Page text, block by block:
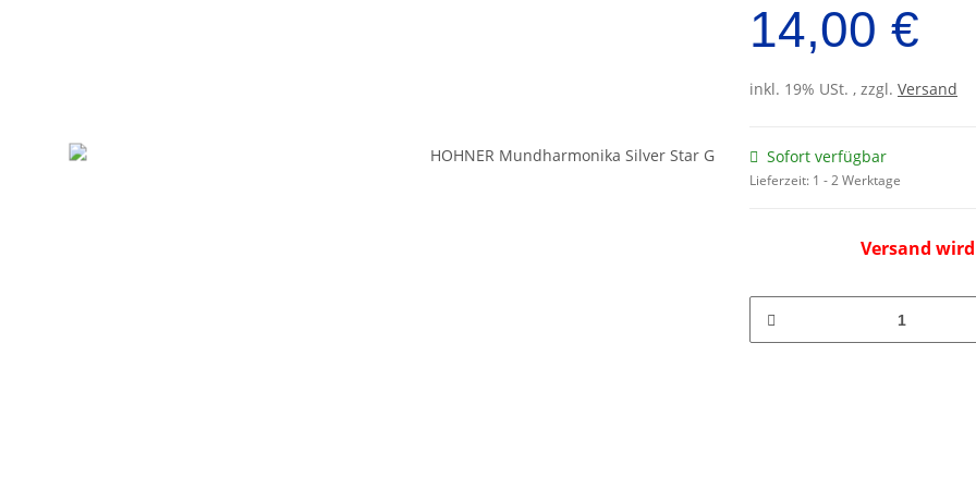
14,00 €
inkl. 19% USt. , zzgl. Versand
Sofort verfügbar
Lieferzeit: 1 - 2 Werktage
Versand